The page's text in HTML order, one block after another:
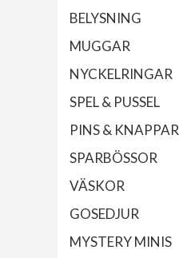
BELYSNING
MUGGAR
NYCKELRINGAR
SPEL & PUSSEL
PINS & KNAPPAR
SPARBÖSSOR
VÄSKOR
GOSEDJUR
MYSTERY MINIS